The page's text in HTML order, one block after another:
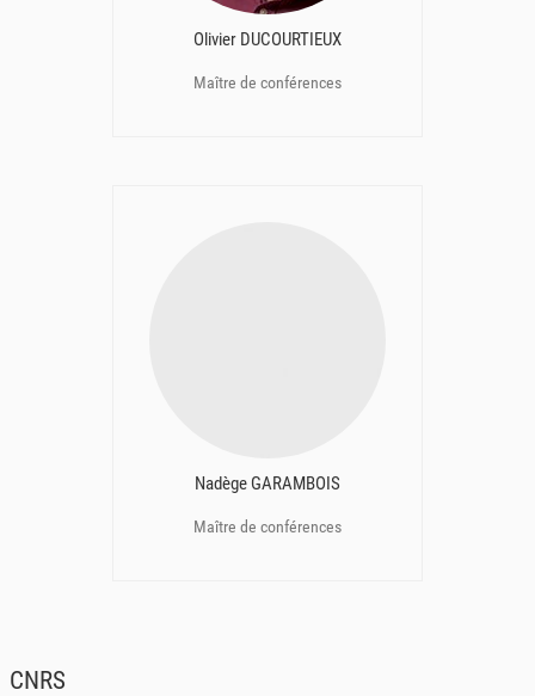
Olivier DUCOURTIEUX
Maître de conférences
Nadège GARAMBOIS
Maître de conférences
CNRS